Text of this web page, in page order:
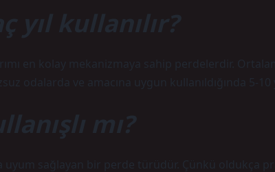
yıl kullanılır?
en kolay mekanizmaya sahip perdelerdir.
odalarda ve amacına uygun kullanıldığında 5-10
mı?
sağlayan bir perde türüdür. Çünkü oldukça